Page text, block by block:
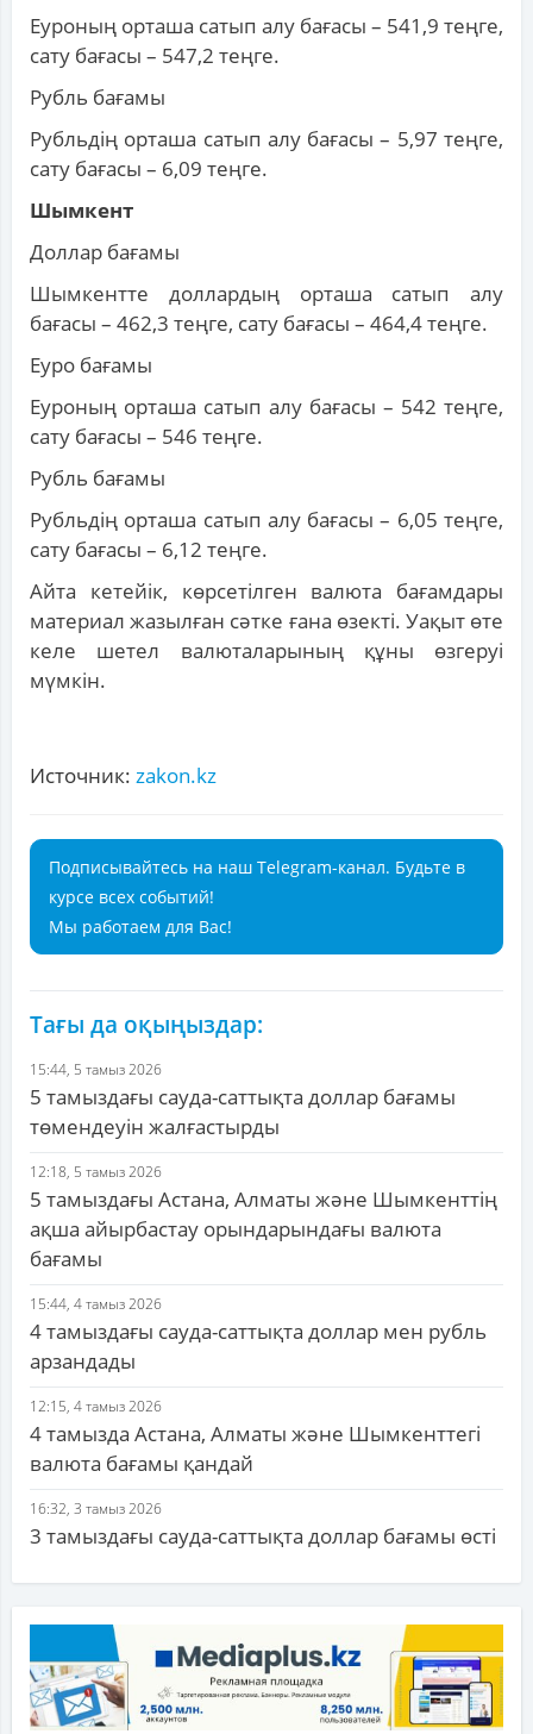
Еуроның орташа сатып алу бағасы – 541,9 теңге,
сату бағасы – 547,2 теңге.
Рубль бағамы
Рубльдің орташа сатып алу бағасы – 5,97 теңге,
сату бағасы – 6,09 теңге.
Шымкент
Доллар бағамы
Шымкентте доллардың орташа сатып алу
бағасы – 462,3 теңге, сату бағасы – 464,4 теңге.
Еуро бағамы
Еуроның орташа сатып алу бағасы – 542 теңге,
сату бағасы – 546 теңге.
Рубль бағамы
Рубльдің орташа сатып алу бағасы – 6,05 теңге,
сату бағасы – 6,12 теңге.
Айта кетейік, көрсетілген валюта бағамдары
материал жазылған сәтке ғана өзекті. Уақыт өте
келе шетел валюталарының құны өзгеруі
мүмкін.
Источник: zakon.kz
Подписывайтесь на наш Telegram-канал. Будьте в
курсе всех событий!
Мы работаем для Вас!
Тағы да оқыңыздар:
15:44, 5 тамыз 2026
5 тамыздағы сауда-саттықта доллар бағамы
төмендеуін жалғастырды
12:18, 5 тамыз 2026
5 тамыздағы Астана, Алматы және Шымкенттің
ақша айырбастау орындарындағы валюта
бағамы
15:44, 4 тамыз 2026
4 тамыздағы сауда-саттықта доллар мен рубль
арзандады
12:15, 4 тамыз 2026
4 тамызда Астана, Алматы және Шымкенттегі
валюта бағамы қандай
16:32, 3 тамыз 2026
3 тамыздағы сауда-саттықта доллар бағамы өсті